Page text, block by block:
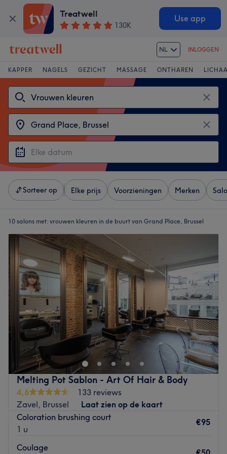
Treatwell
130K
Use app
NL INLOGGEN
KAPPER NAGELS GEZICHT MASSAGE ONTHAREN
Sorteer op Elke prijs Voorzieningen Merken
10 salons met: vrouwen kleuren in de buurt van Grand Place, Brussel
Melting Pot Sablon - Art Of Hair & Body
4,6
133 reviews
Zavel, Brussel
Laat zien op de kaart
Coloration brushing court
1 u
€95
Coulage